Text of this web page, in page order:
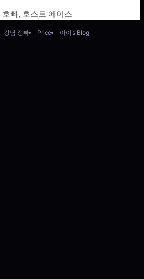
호빠, 호스트 에이스
강남 정빠 Price 아이’s Blog